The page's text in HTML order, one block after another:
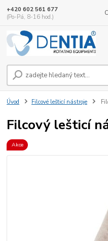
+420 602 561 677
(Po-Pá, 8-16 hod.)
Úvod Filcové lešticí nástroje
Filcový lešticí
Akce